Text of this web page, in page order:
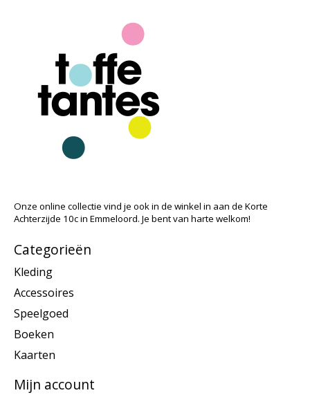
Onze online collectie vind je ook in de winkel in aan de Korte
Achterzijde 10c in Emmeloord. Je bent van harte welkom!
Categorieën
Kleding
Accessoires
Speelgoed
Boeken
Kaarten
Mijn account